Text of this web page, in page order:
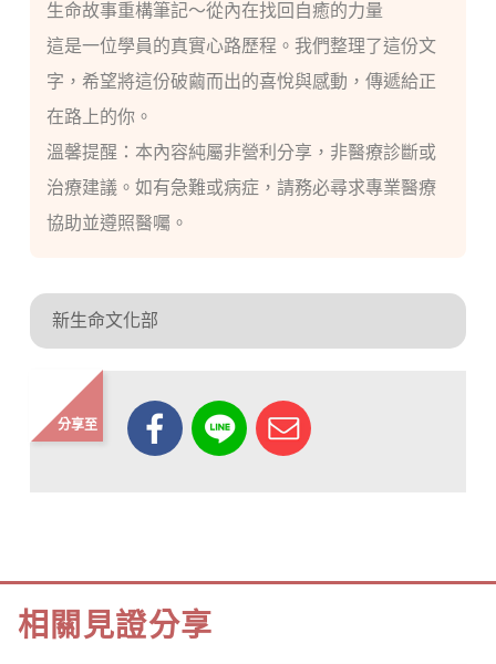
生命故事重構筆記～從內在找回自癒的力量
這是一位學員的真實心路歷程。我們整理了這份文
字，希望將這份破繭而出的喜悅與感動，傳遞給正
在路上的你。
溫馨提醒：本內容純屬非營利分享，非醫療診斷或
治療建議。如有急難或病症，請務必尋求專業醫療
協助並遵照醫囑。
新生命文化部
分享至
相關見證分享